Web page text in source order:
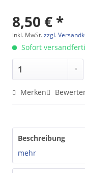
8,50 € *
inkl. MwSt.zzgl.
Sofort
Merken
Beschreibung
mehr